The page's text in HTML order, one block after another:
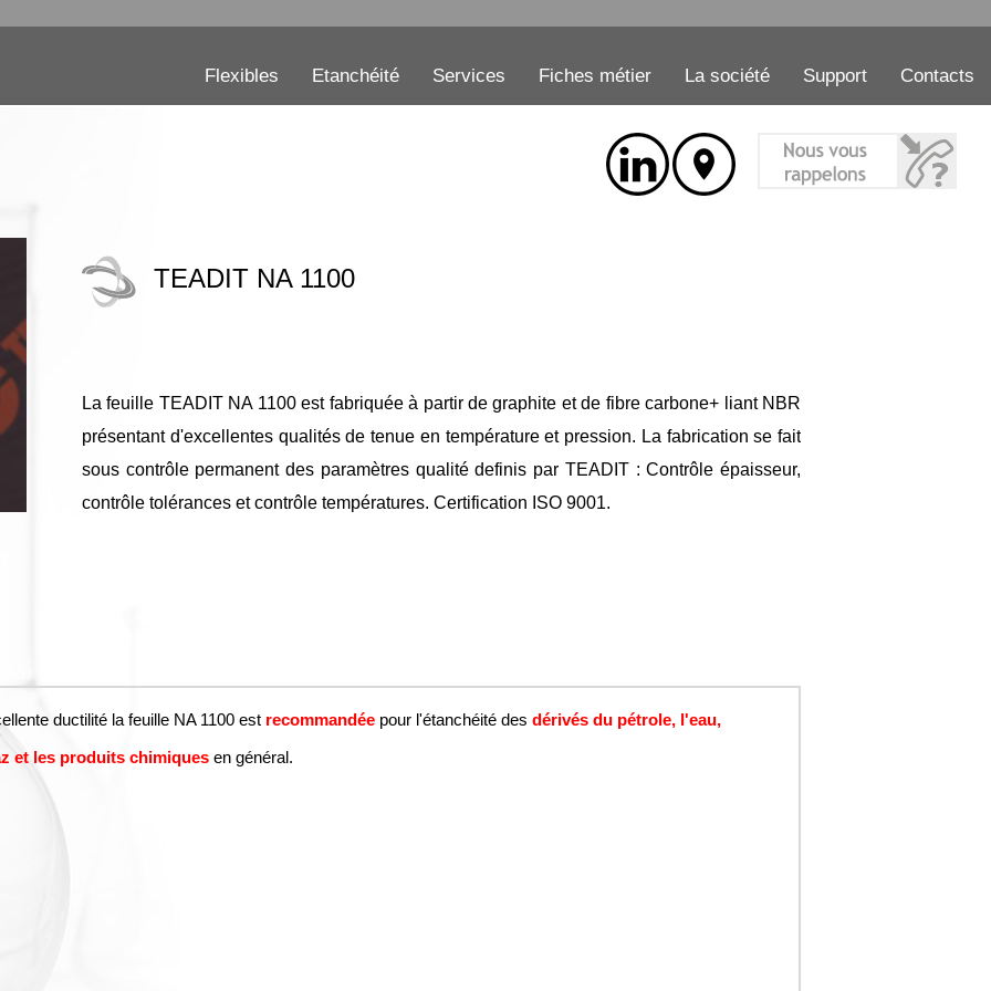
Flexibles Etanchéité Services Fiches métier La société Support Contacts
TEADIT NA 1100
La feuille TEADIT NA 1100 est fabriquée à partir de graphite et de fibre carbone+ liant NBR
présentant d'excellentes qualités de tenue en température et pression. La fabrication se fait
sous contrôle permanent des paramètres qualité definis par TEADIT : Contrôle épaisseur,
contrôle tolérances et contrôle températures. Certification ISO 9001.
ductilité la feuille NA 1100 est recommandée pour l'étanchéité des dérivés du pétrole, l'eau,
et les produits chimiques en général.